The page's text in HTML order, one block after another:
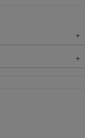
+
+